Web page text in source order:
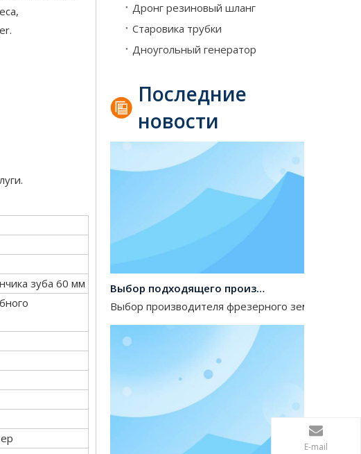
зуба 60 мм
Дронг резиновый шланг
Старовика трубки
Дноугольный генератор
Последние
новости
Земснаряд с фрезами (CSD) — это
Выбор подходящего производителя земснаряда для вашего проекта
Выбор производителя фрезерного земснаряда
E-mail